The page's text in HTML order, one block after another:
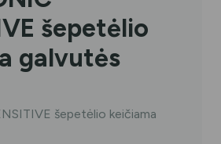
šepetėlio
galvutės
šepetėlio keičiama